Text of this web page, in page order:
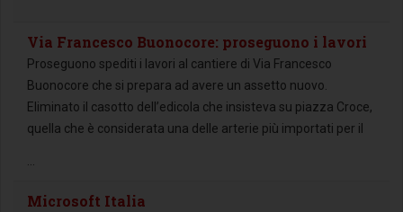
Via Francesco Buonocore: proseguono i lavori
Proseguono spediti i lavori al cantiere di Via Francesco
Buonocore che si prepara ad avere un assetto nuovo.
Eliminato il casotto dell’edicola che insisteva su piazza Croce,
quella che è considerata una delle arterie più importati per il
...
Microsoft Italia